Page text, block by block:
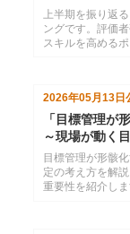
上半期を振り返
ングです。評価
スキルを高める
2026年05月13日
「目標管理が
～現場が動く
目標管理が形骸
定の考え方を解
重要性を紹介しま